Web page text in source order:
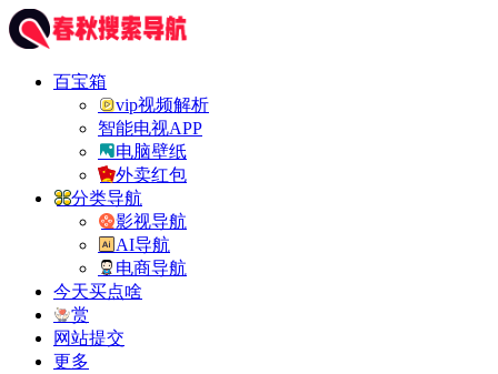
百宝箱
vip视频解析
智能电视APP
电脑壁纸
外卖红包
分类导航
影视导航
AI导航
电商导航
今天买点啥
赏
网站提交
更多